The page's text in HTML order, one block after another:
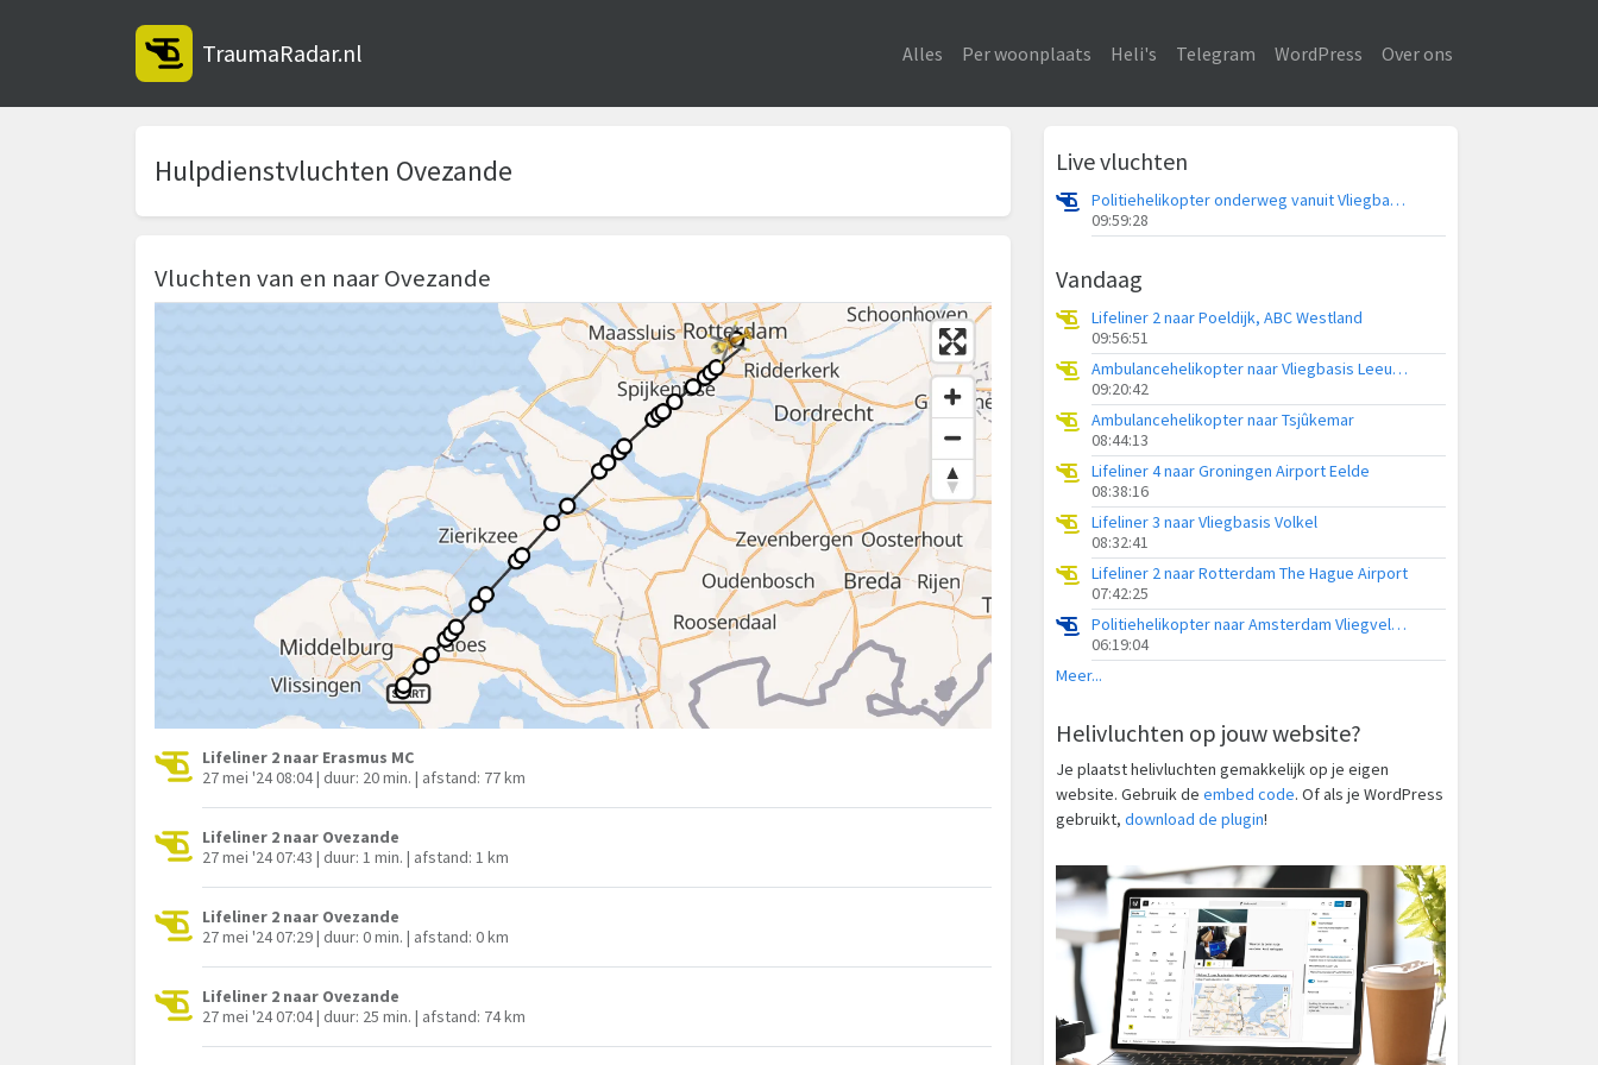
TraumaRadar.nl Alles Per woonplaats Heli's Telegram WordPress Over ons
Hulpdienstvluchten Ovezande
Vluchten van en naar Ovezande
Lifeliner 2 naar Erasmus MC
27 mei '24 08:04 | duur: 20 min. | afstand: 77 km
Lifeliner 2 naar Ovezande
27 mei '24 07:43 | duur: 1 min. | afstand: 1 km
Lifeliner 2 naar Ovezande
27 mei '24 07:29 | duur: 0 min. | afstand: 0 km
Lifeliner 2 naar Ovezande
27 mei '24 07:04 | duur: 25 min. | afstand: 74 km
Live vluchten
Politiehelikopter onderweg vanuit Vliegbasis Volkel
09:59:28
Vandaag
Lifeliner 2 naar Poeldijk, ABC Westland
09:56:51
Ambulancehelikopter naar Vliegbasis Leeuwarden
09:20:42
Ambulancehelikopter naar Tsjûkemar
08:44:13
Lifeliner 4 naar Groningen Airport Eelde
08:38:16
Lifeliner 3 naar Vliegbasis Volkel
08:32:41
Lifeliner 2 naar Rotterdam The Hague Airport
07:42:25
Politiehelikopter naar Amsterdam Vliegveld Schiphol
06:19:04
Meer...
Helivluchten op jouw website?
Je plaatst helivluchten gemakkelijk op je eigen
website. Gebruik de embed code. Of als je WordPress
gebruikt, download de plugin!